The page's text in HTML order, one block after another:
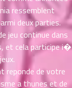
ressemblent
deux parties.
jeu continue dans
et cela participe i�
reponde de votre
a thunes et de